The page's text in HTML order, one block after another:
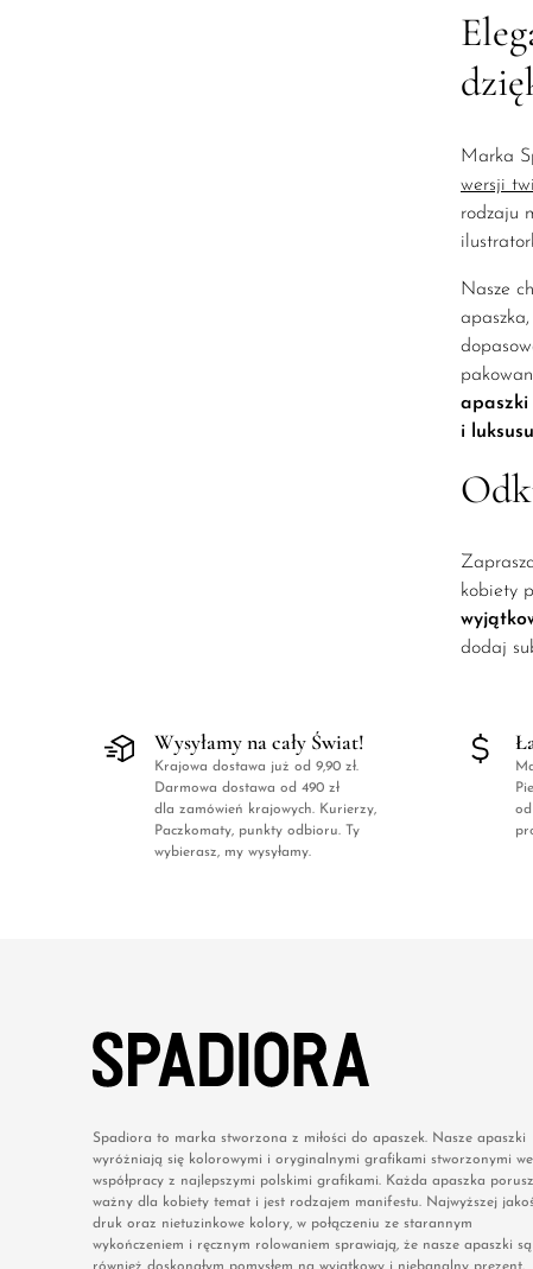
Marka
wersji
rodzaju
Nasze
apaszka,
apaszki
i
kobiety
dodaj
Wysyłamy na cały Świat!
Krajowa dostawa już od 9,90 zł.
Darmowa dostawa od 490 zł
dla zamówień krajowych. Kurierzy,
Paczkomaty, punkty odbioru. Ty
wybierasz, my wysyłamy.
Spadiora to marka stworzona z miłości do apaszek. Nasze apaszki
wyróżniają się kolorowymi i oryginalnymi grafikami stworzonymi we
współpracy z najlepszymi polskimi grafikami. Każda apaszka
ważny dla kobiety temat i jest rodzajem manifestu. Najwyższej
druk oraz nietuzinkowe kolory, w połączeniu ze starannym
wykończeniem i ręcznym rolowaniem sprawiają, że nasze apaszki są